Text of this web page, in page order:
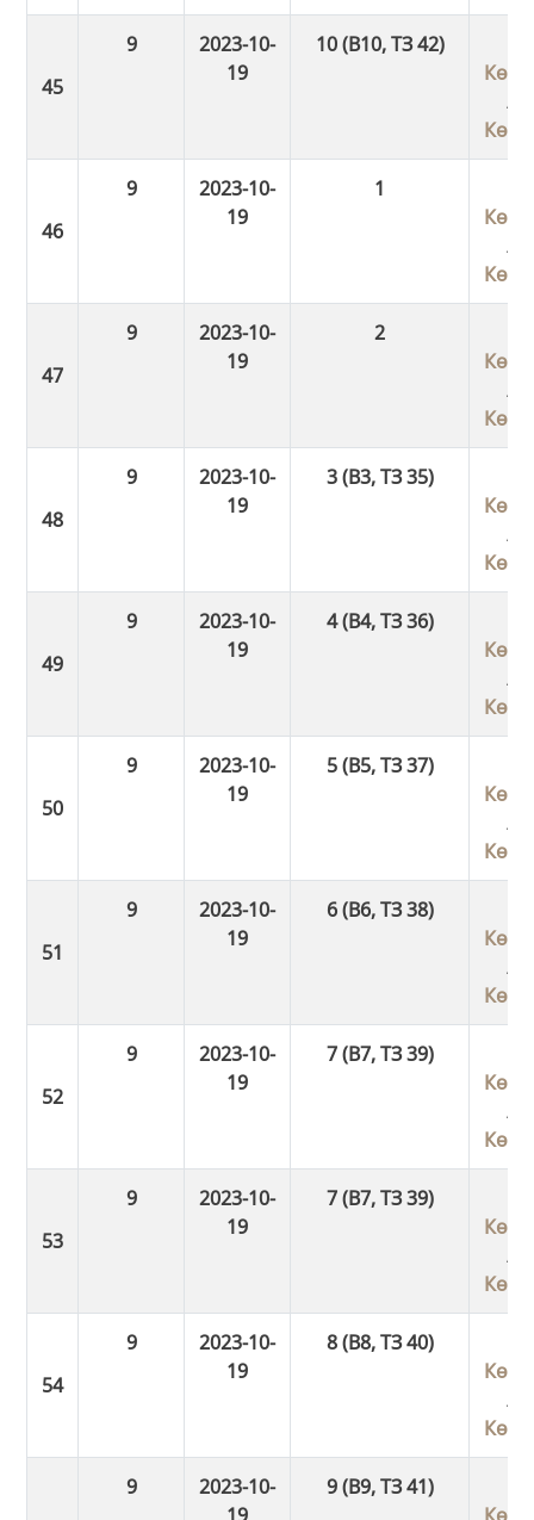
9
2023-10-
19
10 (В10, ТЗ 42)
/
9
2023-10-
19
1
/
9
2023-10-
19
2
/
9
2023-10-
19
3 (В3, ТЗ 35)
/
9
2023-10-
19
4 (В4, ТЗ 36)
/
9
2023-10-
19
5 (В5, ТЗ 37)
/
9
2023-10-
19
6 (В6, ТЗ 38)
/
9
2023-10-
19
7 (В7, ТЗ 39)
/
9
2023-10-
19
7 (В7, ТЗ 39)
/
9
2023-10-
19
8 (В8, ТЗ 40)
/
9
2023-10-
19
9 (В9, ТЗ 41)